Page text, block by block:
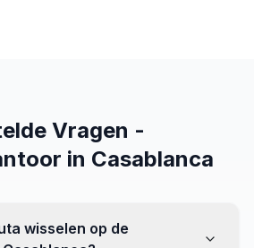
Vragen -
in Casablanca
wisselen op de